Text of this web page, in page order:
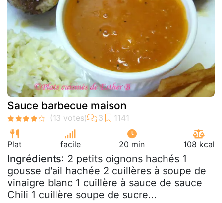
Sauce barbecue maison
Plat facile 20 min 108 kcal
Ingrédients: 2 petits oignons hachés 1
gousse d'ail hachée 2 cuillères à soupe de
vinaigre blanc 1 cuillère à sauce de sauce
Chili 1 cuillère soupe de sucre...